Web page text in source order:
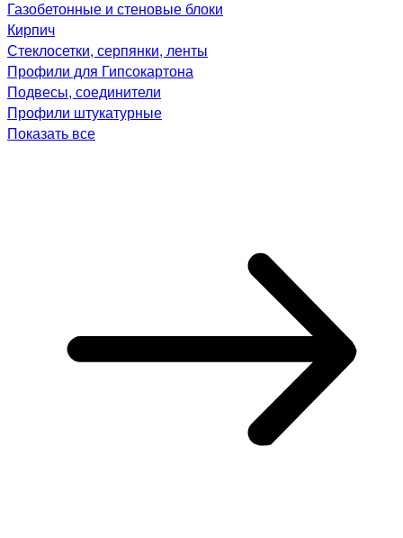
Газобетонные и стеновые блоки
Кирпич
Стеклосетки, серпянки, ленты
Профили для Гипсокартона
Подвесы, соединители
Профили штукатурные
Показать все